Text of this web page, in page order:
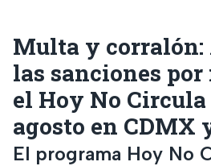
Multa y
las sanciones por
el Hoy No Circula
agosto en CDMX
El programa Hoy No